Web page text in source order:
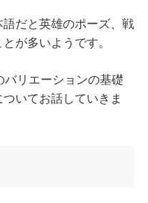
だと英雄のポーズ、戦
が多いようです。
リエーションの基礎
いてお話していきま